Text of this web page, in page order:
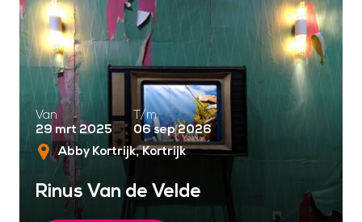
Van
29 mrt 2025
T/m
06 sep 2026
Abby Kortrijk Kortrijk
Rinus Van de Velde